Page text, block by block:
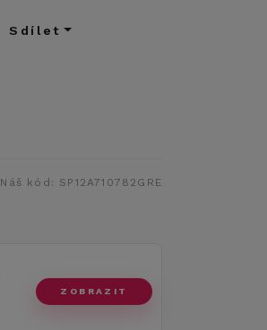
Sdílet
Náš kód: SP12A710782GRE
ZOBRAZIT